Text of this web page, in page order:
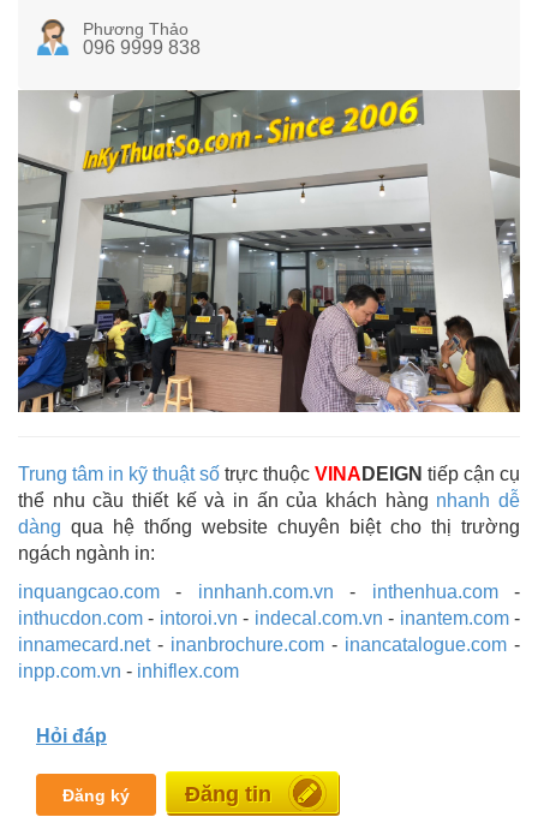
Phương Thảo
096 9999 838
Trung tâm in kỹ thuật số trực thuộc VINA DEIGN tiếp cận cụ
thể nhu cầu thiết kế và in ấn của khách hàng nhanh dễ
dàng qua hệ thống website chuyên biệt cho thị trường
ngách ngành in:
inquangcao.com - innhanh.com.vn - inthenhua.com-
inthucdon.com - intoroi.vn - indecal.com.vn - inantem.com-
innamecard.net- inanbrochure.com - inancatalogue.com -
inpp.com.vn - inhiflex.com
Hỏi đáp
Đăng ký Miễn phí